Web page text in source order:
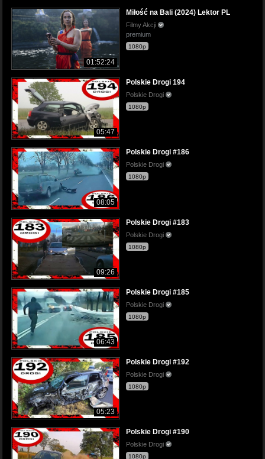
01:52:24
Miłość na Bali (2024) Lektor PL
Filmy Akcji
premium
1080p
05:47
Polskie Drogi 194
Polskie Drogi
1080p
08:05
Polskie Drogi #186
Polskie Drogi
1080p
09:26
Polskie Drogi #183
Polskie Drogi
1080p
06:43
Polskie Drogi #185
Polskie Drogi
1080p
05:23
Polskie Drogi #192
Polskie Drogi
1080p
Polskie Drogi #190
Polskie Drogi
1080p